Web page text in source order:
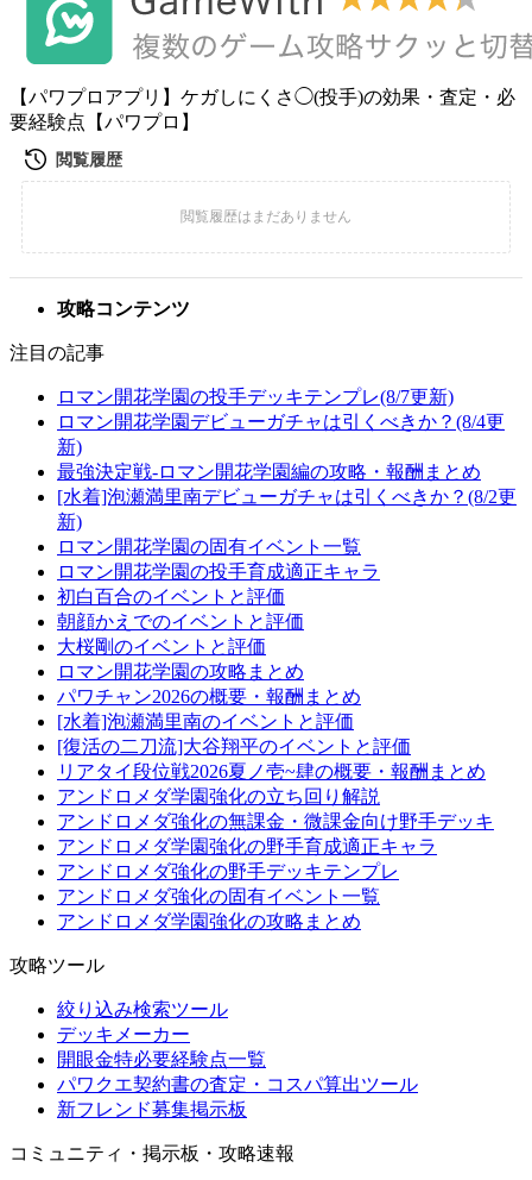
【パワプロアプリ】ケガしにくさ◯(投手)の効果・査定・必
要経験点【パワプロ】
攻略コンテンツ
注目の記事
ロマン開花学園の投手デッキテンプレ(8/7更新)
ロマン開花学園デビューガチャは引くべきか？(8/4更
新)
最強決定戦-ロマン開花学園編の攻略・報酬まとめ
[水着]泡瀬満里南デビューガチャは引くべきか？(8/2更
新)
ロマン開花学園の固有イベント一覧
ロマン開花学園の投手育成適正キャラ
初白百合のイベントと評価
朝顔かえでのイベントと評価
大桜剛のイベントと評価
ロマン開花学園の攻略まとめ
パワチャン2026の概要・報酬まとめ
[水着]泡瀬満里南のイベントと評価
[復活の二刀流]大谷翔平のイベントと評価
リアタイ段位戦2026夏ノ壱~肆の概要・報酬まとめ
アンドロメダ学園強化の立ち回り解説
アンドロメダ強化の無課金・微課金向け野手デッキ
アンドロメダ学園強化の野手育成適正キャラ
アンドロメダ強化の野手デッキテンプレ
アンドロメダ強化の固有イベント一覧
アンドロメダ学園強化の攻略まとめ
攻略ツール
絞り込み検索ツール
デッキメーカー
開眼金特必要経験点一覧
パワクエ契約書の査定・コスパ算出ツール
新フレンド募集掲示板
コミュニティ・掲示板・攻略速報